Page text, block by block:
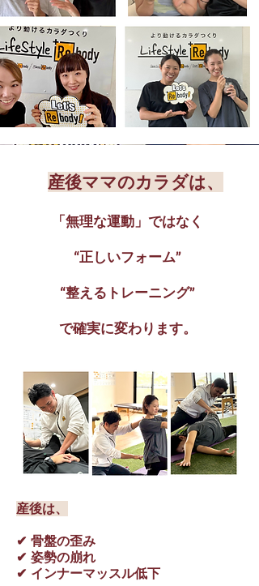
産後ママのカラダは、
「無理な運動」ではなく
“正しいフォーム”
“整えるトレーニング”
で確実に変わります。
​産後は、
✔ 骨盤の歪み
✔ 姿勢の崩れ
✔ インナーマッスル低下